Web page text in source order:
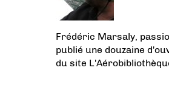
Frédéric Marsaly,
publié une douzaine
du site